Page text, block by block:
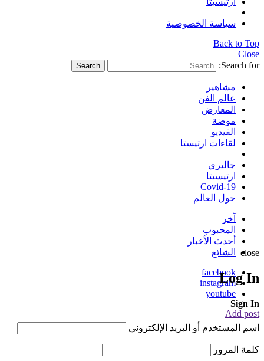
|
سياسة الخصوصية
Back to Top
Close
Search for:
Search
مشاهير
عالم الفن
المعارض
موضة
الفيديو
لقاءات ارتيستا
—————
جاليري
ارتيسيتا
Covid-19
حول العالم
آخر
المحبوب
أحدث الأخبار
الشائع
facebook
instagram
youtube
Add post
close
Log In
Sign In
اسم المستخدم أو البريد الإلكتروني
كلمة المرور